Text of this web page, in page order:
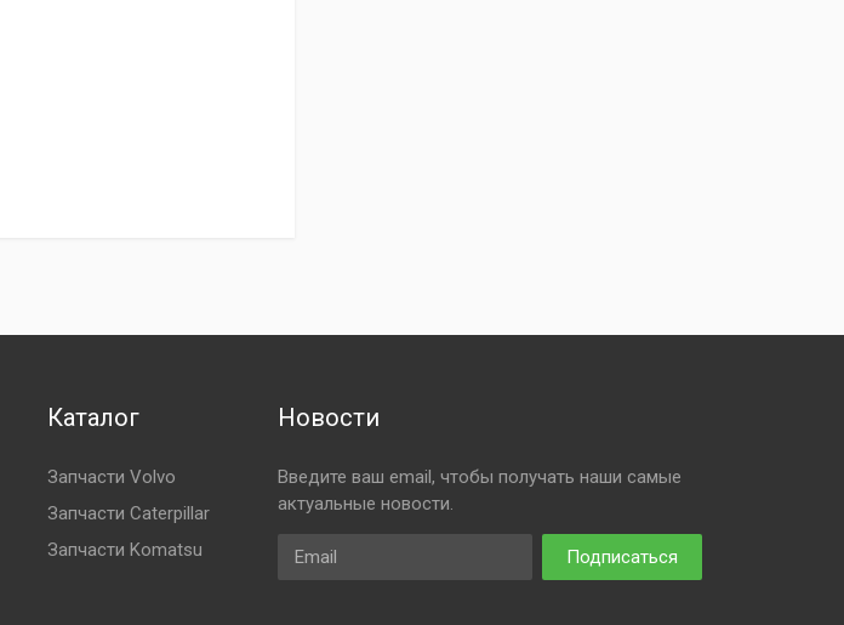
Каталог
Запчасти Volvo
Запчасти Caterpillar
Запчасти Komatsu
Новости
Введите ваш email, чтобы получать наши самые
актуальные новости.
Email
Подписаться